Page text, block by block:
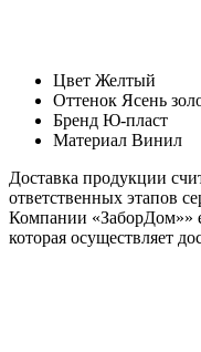
Цвет Желтый
Оттенок Ясень
Бренд Ю-пласт
Материал Винил
Доставка продукции
ответственных этапов
Компании «ЗаборДом»»
которая осуществляет